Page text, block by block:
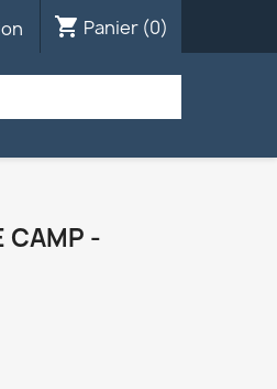
shopping_cart Panier (0)
CAMP -